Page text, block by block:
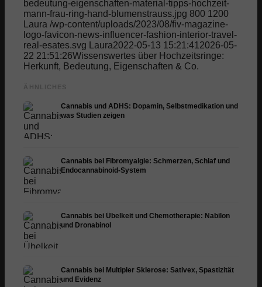
bedeutung-eigenschaften-material-tipps-hochzeit-
mann-frau-ring-hand-blumenstrauss.jpg 800 1200
Laura /wp-content/uploads/2023/08/fiv-magazine-
logo-favicon-news-influencer-fashion-interior-travel-
real-esates.svg
Laura2022-05-13 15:21:41 2026-05-
22 21:51:26Wissenswertes über Hochzeitsringe:
Herkunft, Bedeutung, Eigenschaften & Co.
ÄHNLICHES
Cannabis und ADHS: Dopamin, Selbstmedikation und
was Studien zeigen
Cannabis bei Fibromyalgie: Schmerzen, Schlaf und
Endocannabinoid-System
Cannabis bei Übelkeit und Chemotherapie: Nabilon
und Dronabinol
Cannabis bei Multipler Sklerose: Sativex, Spastizität
und Evidenz